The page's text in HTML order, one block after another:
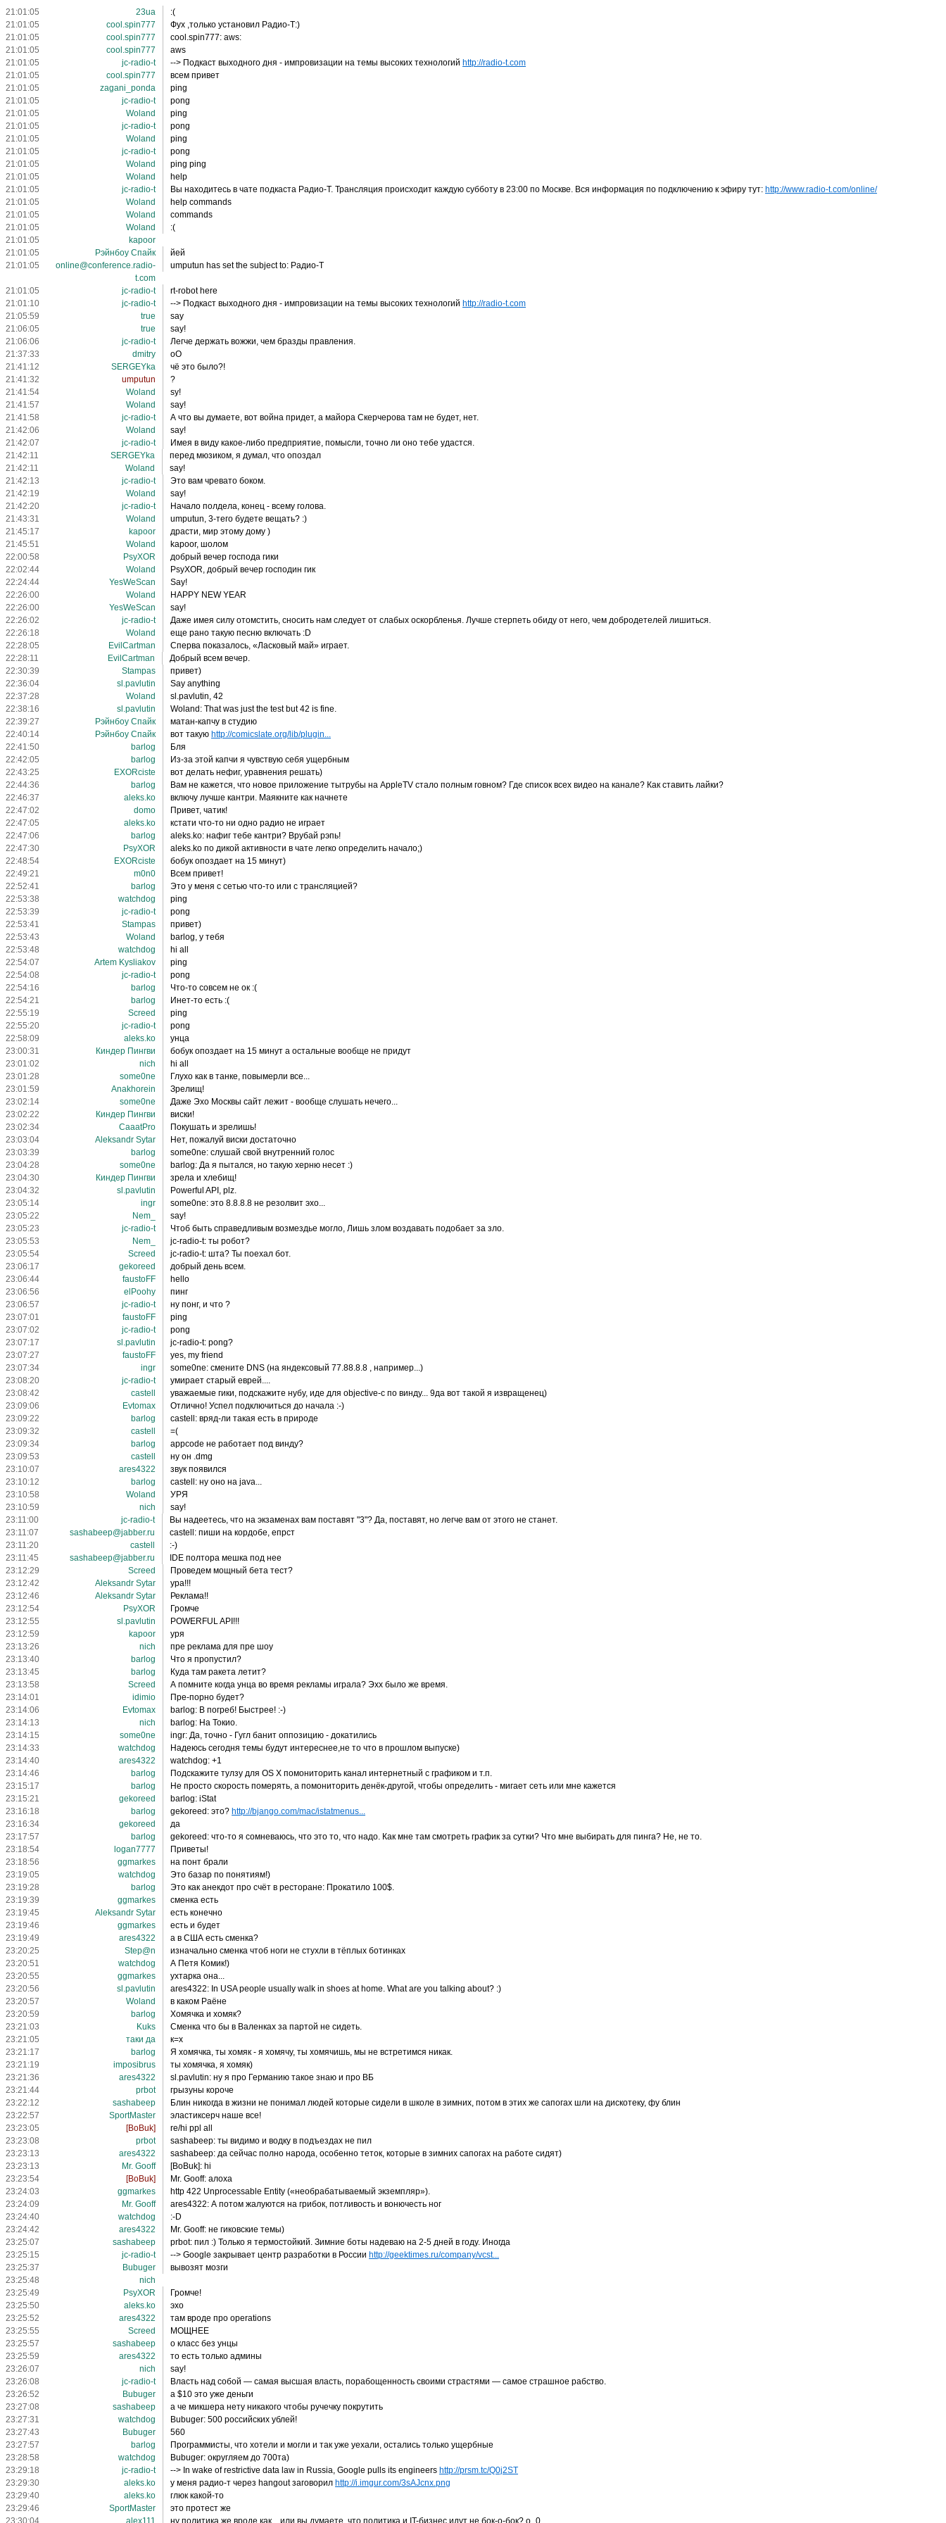
21:01:05 23ua
:(
21:01:05
cool.spin777
Фух ,только установил Радио-Т:)
21:01:05
cool.spin777
cool.spin777: aws:
21:01:05
cool.spin777
aws
21:01:05
jc-radio-t --> Подкаст выходного дня - импровизации на темы высоких технологий http://radio-t.com
21:01:05
cool.spin777
всем привет
21:01:05
zagani_ponda
ping
21:01:05
jc-radio-t
pong
21:01:05
Woland
ping
21:01:05
jc-radio-t
pong
21:01:05
Woland
ping
21:01:05
jc-radio-t
pong
21:01:05
Woland
ping ping
21:01:05
Woland
help
21:01:05
jc-radio-t Вы находитесь в чате подкаста Радио-Т. Трансляция происходит каждую субботу в 23:00 по Москве. Вся информация по подключению к эфиру тут: http://www.radio-t.com/online/
21:01:05
Woland
help commands
21:01:05
Woland
commands
21:01:05
Woland
:(
21:01:05
kapoor
21:01:05
Рэйнбоу Спайк
йей
21:01:05
online@conference.radio-
t.com
umputun has set the subject to: Радио-Т
21:01:05 jc-radio-t
rt-robot here
21:01:10
jc-radio-t --> Подкаст выходного дня - импровизации на темы высоких технологий http://radio-t.com
21:05:59
true
say
21:06:05
true
say!
21:06:06
jc-radio-t
Легче держать вожжи, чем бразды правления.
21:37:33
dmitry
oO
21:41:12
SERGEYka
чё это было?!
21:41:32
umputun
?
21:41:54
Woland
sy!
21:41:57
Woland
say!
21:41:58
jc-radio-t
А что вы думаете, вот война придет, а майора Скерчерова там не будет, нет.
21:42:06
Woland
say!
21:42:07
jc-radio-t
Имея в виду какое-либо предприятие, помысли, точно ли оно тебе удастся.
21:42:11
SERGEYka
перед мюзиком, я думал, что опоздал
21:42:11
Woland
say!
21:42:13
jc-radio-t
Это вам чревато боком.
21:42:19
Woland
say!
21:42:20
jc-radio-t
Начало полдела, конец - всему голова.
21:43:31
Woland
umputun, 3-тего будете вещать? :)
21:45:17
kapoor
драсти, мир этому дому )
21:45:51
Woland
kapoor, шолом
22:00:58
PsyXOR
добрый вечер господа гики
22:02:44
Woland
PsyXOR, добрый вечер господин гик
22:24:44
YesWeScan
Say!
22:26:00
Woland
HAPPY NEW YEAR
22:26:00
YesWeScan
say!
22:26:02
jc-radio-t
Даже имея силу отомстить, сносить нам следует от слабых оскорбленья. Лучше стерпеть обиду от него, чем добродетелей лишиться.
22:26:18
Woland
еще рано такую песню включать :D
22:28:05
EvilСаrtmаn
Сперва показалось, «Ласковый май» играет.
22:28:11
EvilСаrtmаn
Добрый всем вечер.
22:30:39
Stampas
привет)
22:36:04
sl.pavlutin
Say anything
22:37:28
Woland
sl.pavlutin, 42
22:38:16
sl.pavlutin
Woland: That was just the test but 42 is fine.
22:39:27
Рэйнбоу Спайк
матан-капчу в студию
22:40:14
Рэйнбоу Спайк вот такую http://comicslate.org/lib/plugin...
22:41:50
barlog
Бля
22:42:05
barlog
Из-за этой капчи я чувствую себя ущербным
22:43:25
EXORciste
вот делать нефиг, уравнения решать)
22:44:36
barlog
Вам не кажется, что новое приложение тытрубы на AppleTV стало полным говном? Где список всех видео на канале? Как ставить лайки?
22:46:37
aleks.ko
включу лучше кантри. Маякните как начнете
22:47:02
domo
Привет, чатик!
22:47:05
aleks.ko
кстати что-то ни одно радио не играет
22:47:06
barlog
aleks.ko: нафиг тебе кантри? Врубай рэпь!
22:47:30
PsyXOR
aleks.ko по дикой активности в чате легко определить начало;)
22:48:54
EXORciste
бобук опоздает на 15 минут)
22:49:21
m0n0
Всем привет!
22:52:41
barlog
Это у меня с сетью что-то или с трансляцией?
22:53:38
watchdog
ping
22:53:39
jc-radio-t
pong
22:53:41
Stampas
привет)
22:53:43
Woland
barlog, у тебя
22:53:48
watchdog
hi all
22:54:07
Artem Kysliakov
ping
22:54:08
jc-radio-t
pong
22:54:16
barlog
Что-то совсем не ок :(
22:54:21
barlog
Инет-то есть :(
22:55:19
Screed
ping
22:55:20
jc-radio-t
pong
22:58:09
aleks.ko
унца
23:00:31
Киндер Пингви
бобук опоздает на 15 минут а остальные вообще не придут
23:01:02
nich
hi all
23:01:28
some0ne
Глухо как в танке, повымерли все...
23:01:59
Anakhorein
Зрелищ!
23:02:14
some0ne
Даже Эхо Москвы сайт лежит - вообще слушать нечего...
23:02:22
Киндер Пингви
виски!
23:02:34
CaaatPro
Покушать и зрелишь!
23:03:04
Aleksandr Sytar
Нет, пожалуй виски достаточно
23:03:39
barlog
some0ne: слушай свой внутренний голос
23:04:28
some0ne
barlog: Да я пытался, но такую херню несет :)
23:04:30
Киндер Пингви
зрела и хлебищ!
23:04:32
sl.pavlutin
Powerful API, plz.
23:05:14
ingr
some0ne: это 8.8.8.8 не резолвит эхо...
23:05:22
Nem_
say!
23:05:23
jc-radio-t
Чтоб быть справедливым возмездье могло, Лишь злом воздавать подобает за зло.
23:05:53
Nem_
jc-radio-t: ты робот?
23:05:54
Screed
jc-radio-t: шта? Ты поехал бот.
23:06:17
gekoreed
добрый день всем.
23:06:44
faustoFF
hello
23:06:56
elPoohy
пинг
23:06:57
jc-radio-t
ну понг, и что ?
23:07:01
faustoFF
ping
23:07:02
jc-radio-t
pong
23:07:17
sl.pavlutin
jc-radio-t: pong?
23:07:27
faustoFF
yes, my friend
23:07:34
ingr
some0ne: смените DNS (на яндексовый 77.88.8.8 , например...)
23:08:20
jс-radio-t
умирает старый еврей....
23:08:42
castell
уважаемые гики, подскажите нубу, иде для objective-c по винду... 9да вот такой я извращенец)
23:09:06
Еvtomax
Отлично! Успел подключиться до начала :-)
23:09:22
barlog
castell: вряд-ли такая есть в природе
23:09:32
castell
=(
23:09:34
barlog
appcode не работает под винду?
23:09:53
castell
ну он .dmg
23:10:07
ares4322
звук появился
23:10:12
barlog
castell: ну оно на java...
23:10:58
Woland
УРЯ
23:10:59
nich
say!
23:11:00
jc-radio-t
Вы надеетесь, что на экзаменах вам поставят "3"? Да, поставят, но легче вам от этого не станет.
23:11:07
sashabeep@jabber.ru
castell: пиши на кордобе, епрст
23:11:20
castell
:-)
23:11:45
sashabeep@jabber.ru
IDE полтора мешка под нее
23:12:29
Screed
Проведем мощный бета тест?
23:12:42
Aleksandr Sytar
ура!!!
23:12:46
Aleksandr Sytar
Реклама!!
23:12:54
PsyXOR
Громче
23:12:55
sl.pavlutin
POWERFUL API!!!
23:12:59
kapoor
уря
23:13:26
nich
пре реклама для пре шоу
23:13:40
barlog
Что я пропустил?
23:13:45
barlog
Куда там ракета летит?
23:13:58
Screed
А помните когда унца во время рекламы играла? Эхх было же время.
23:14:01
idimio
Пре-порно будет?
23:14:06
Еvtomax
barlog: В погреб! Быстрее! :-)
23:14:13
nich
barlog: На Токио.
23:14:15
some0ne
ingr: Да, точно - Гугл банит оппозицию - докатились
23:14:33
watchdog
Надеюсь сегодня темы будут интереснее,не то что в прошлом выпуске)
23:14:40
ares4322
watchdog: +1
23:14:46
barlog
Подскажите тулзу для OS X помониторить канал интернетный с графиком и т.п.
23:15:17
barlog
Не просто скорость померять, а помониторить денёк-другой, чтобы определить - мигает сеть или мне кажется
23:15:21
gekoreed
barlog: iStat
23:16:18
barlog gekoreed: это? http://bjango.com/mac/istatmenus...
23:16:34
gekoreed
да
23:17:57
barlog
gekoreed: что-то я сомневаюсь, что это то, что надо. Как мне там смотреть график за сутки? Что мне выбирать для пинга? Не, не то.
23:18:54
logan7777
Приветы!
23:18:56
ggmarkes
на понт брали
23:19:05
watchdog
Это базар по понятиям!)
23:19:28
barlog
Это как анекдот про счёт в ресторане: Прокатило 100$.
23:19:39
ggmarkes
сменка есть
23:19:45
Aleksandr Sytar
есть конечно
23:19:46
ggmarkes
есть и будет
23:19:49
ares4322
а в США есть сменка?
23:20:25
Step@n
изначально сменка чтоб ноги не стухли в тёплых ботинках
23:20:51
watchdog
А Петя Комик!)
23:20:55
ggmarkes
ухтарка она...
23:20:56
sl.pavlutin
ares4322: In USA people usually walk in shoes at home. What are you talking about? :)
23:20:57
Woland
в каком Раёне
23:20:59
barlog
Хомячка и хомяк?
23:21:03
Kuks
Сменка что бы в Валенках за партой не сидеть.
23:21:05
таки да
к=х
23:21:17
barlog
Я хомячка, ты хомяк - я хомячу, ты хомячишь, мы не встретимся никак.
23:21:19
imposibrus
ты хомячка, я хомяк)
23:21:36
ares4322
sl.pavlutin: ну я про Германию такое знаю и про ВБ
23:21:44
prbot
грызуны короче
23:22:12
sashabeep
Блин никогда в жизни не понимал людей которые сидели в школе в зимних, потом в этих же сапогах шли на дискотеку, фу блин
23:22:57
SportMaster
эластиксерч наше все!
23:23:05
[BoBuk]
re/hi ppl all
23:23:08
prbot
sashabeep: ты видимо и водку в подъездах не пил
23:23:13
ares4322
sashabeep: да сейчас полно народа, особенно теток, которые в зимних сапогах на работе сидят)
23:23:13
Mr. Gooff
[BoBuk]: hi
23:23:54
[BoBuk]
Mr. Gooff: алоха
23:24:03
ggmarkes
http 422 Unprocessable Entity («необрабатываемый экземпляр»).
23:24:09
Mr. Gooff
ares4322: А потом жалуются на грибок, потливость и вонючесть ног
23:24:40
watchdog
:-D
23:24:42
ares4322
Mr. Gooff: не гиковские темы)
23:25:07
sashabeep
prbot: пил :) Только я термостойкий. Зимние боты надеваю на 2-5 дней в году. Иногда
23:25:15
jc-radio-t --> Google закрывает центр разработки в России http://geektimes.ru/company/vcst...
23:25:37
Bubuger
вывозят мозги
23:25:48
nich
23:25:49
PsyXOR
Громче!
23:25:50
aleks.ko
эхо
23:25:52
ares4322
там вроде про operations
23:25:55
Screed
МОЩНЕЕ
23:25:57
sashabeep
о класс без унцы
23:25:59
ares4322
то есть только админы
23:26:07
nich
say!
23:26:08
jc-radio-t
Власть над собой — самая высшая власть, порабощенность своими страстями — самое страшное рабство.
23:26:52
Bubuger
а $10 это уже деньги
23:27:08
sashabeep
а че микшера нету никакого чтобы ручечку покрутить
23:27:31
watchdog
Bubuger: 500 российских ублей!
23:27:43
Bubuger
560
23:27:57
barlog
Программисты, что хотели и могли и так уже уехали, остались только ущербные
23:28:58
watchdog
Bubuger: округляем до 700та)
23:29:18
jc-radio-t --> In wake of restrictive data law in Russia, Google pulls its engineers http://prsm.tc/Q0j2ST
23:29:30
aleks.ko у меня радио-т через hangout заговорил http://i.imgur.com/3sAJcnx.png
23:29:40
aleks.ko
глюк какой-то
23:29:46
SportMaster
это протест же
23:30:04
alex111 ну политика же вроде как... или вы думаете, что политика и IT-бизнес идут не бок-о-бок? о_0